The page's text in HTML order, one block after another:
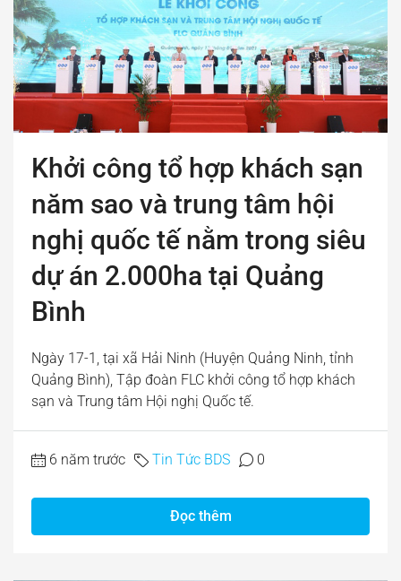
Khởi công tổ hợp khách sạn
năm sao và trung tâm hội
nghị quốc tế nằm trong siêu
dự án 2.000ha tại Quảng
Bình
Ngày 17-1, tại xã Hải Ninh (Huyện Quảng Ninh, tỉnh
Quảng Bình), Tập đoàn FLC khởi công tổ hợp khách
sạn và Trung tâm Hội nghị Quốc tế.
6 năm trước Tin Tức BDS 0
Đọc thêm